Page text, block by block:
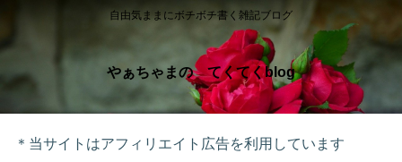
自由気ままにボチボチ書く雑記ブログ
やぁちゃまの てくてくblog
＊当サイトはアフィリエイト広告を利用しています